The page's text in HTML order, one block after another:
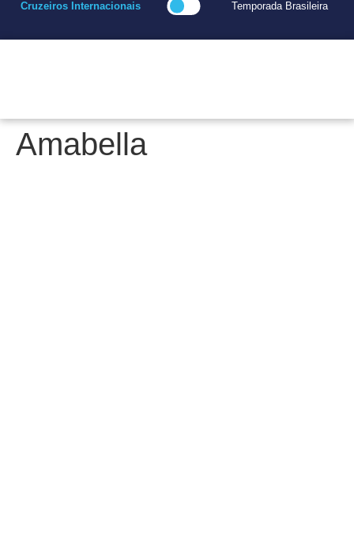
Cruzeiros Internacionais Temporada Brasileira
Amabella